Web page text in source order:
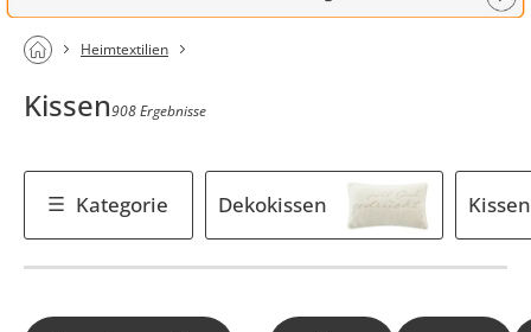
Heimtextilien
Kissen908 Ergebnisse
Kategorie Dekokissen